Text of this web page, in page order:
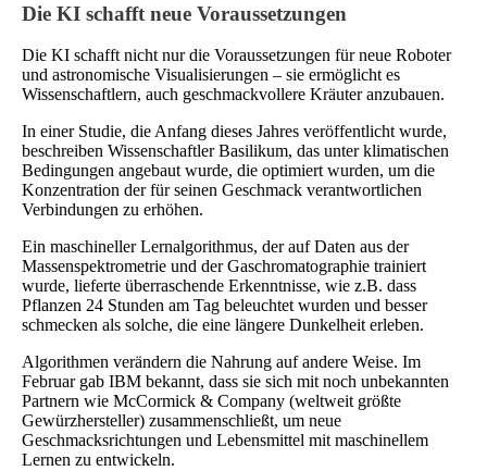
Die KI schafft neue Voraussetzungen
Die KI schafft nicht nur die Voraussetzungen für neue Roboter
und astronomische Visualisierungen – sie ermöglicht es
Wissenschaftlern, auch geschmackvollere Kräuter anzubauen.
In einer Studie, die Anfang dieses Jahres veröffentlicht wurde,
beschreiben Wissenschaftler Basilikum, das unter klimatischen
Bedingungen angebaut wurde, die optimiert wurden, um die
Konzentration der für seinen Geschmack verantwortlichen
Verbindungen zu erhöhen.
Ein maschineller Lernalgorithmus, der auf Daten aus der
Massenspektrometrie und der Gaschromatographie trainiert
wurde, lieferte überraschende Erkenntnisse, wie z.B. dass
Pflanzen 24 Stunden am Tag beleuchtet wurden und besser
schmecken als solche, die eine längere Dunkelheit erleben.
Algorithmen verändern die Nahrung auf andere Weise. Im
Februar gab IBM bekannt, dass sie sich mit noch unbekannten
Partnern wie McCormick & Company (weltweit größte
Gewürzhersteller) zusammenschließt, um neue
Geschmacksrichtungen und Lebensmittel mit maschinellem
Lernen zu entwickeln.